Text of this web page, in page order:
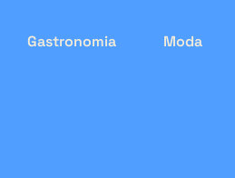
Gastronomia Moda